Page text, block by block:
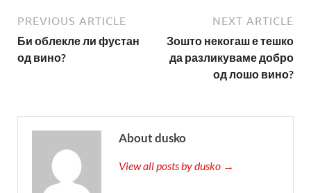
PREVIOUS ARTICLE
Би облекле ли фустан
од вино?
NEXT ARTICLE
Зошто некогаш е тешко
да разликуваме добро
од лошо вино?
About dusko
View all posts by dusko →